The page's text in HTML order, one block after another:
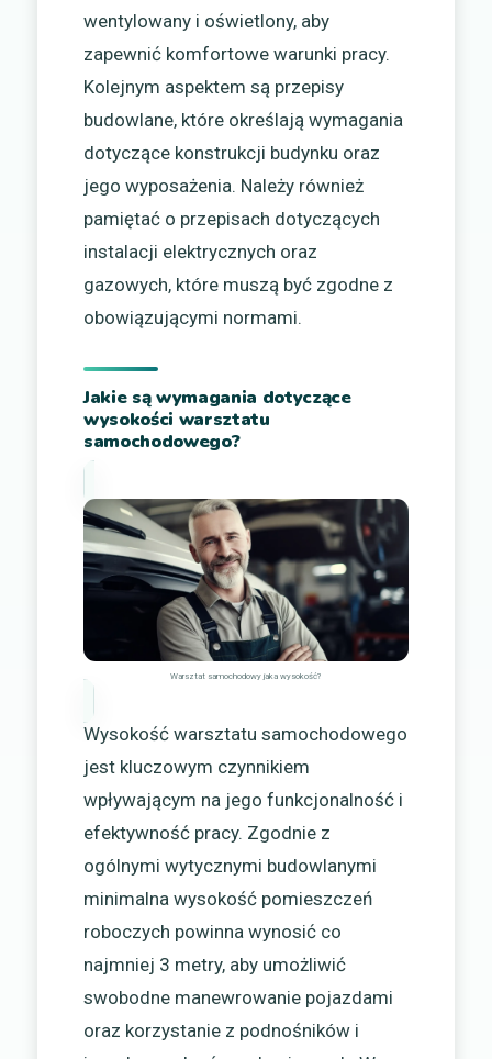
wentylowany i oświetlony, aby
zapewnić komfortowe warunki pracy.
Kolejnym aspektem są przepisy
budowlane, które określają wymagania
dotyczące konstrukcji budynku oraz
jego wyposażenia. Należy również
pamiętać o przepisach dotyczących
instalacji elektrycznych oraz
gazowych, które muszą być zgodne z
obowiązującymi normami.
Jakie są wymagania dotyczące
wysokości warsztatu
samochodowego?
Warsztat samochodowy jaka wysokość?
Wysokość warsztatu samochodowego
jest kluczowym czynnikiem
wpływającym na jego funkcjonalność i
efektywność pracy. Zgodnie z
ogólnymi wytycznymi budowlanymi
minimalna wysokość pomieszczeń
roboczych powinna wynosić co
najmniej 3 metry, aby umożliwić
swobodne manewrowanie pojazdami
oraz korzystanie z podnośników i